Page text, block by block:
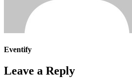
Eventify
Leave a Reply